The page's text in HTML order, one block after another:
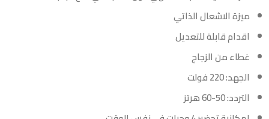
ميزة الاشعال الذاتي
اقدام قابلة للتعديل
غطاء من الزجاج
الجهد: 220 فولت
التردد: 50-60 هرتز